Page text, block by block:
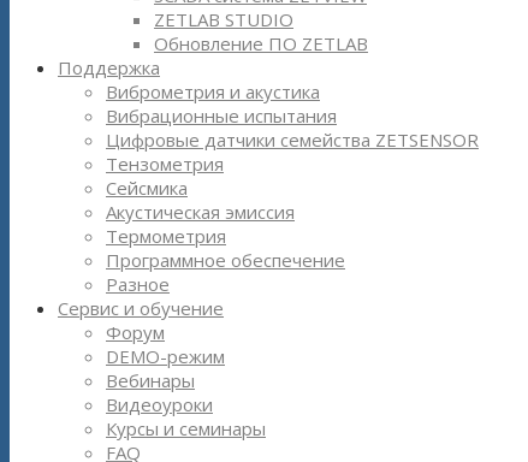
ZETLAB STUDIO
Обновление ПО ZETLAB
Поддержка
Виброметрия и акустика
Вибрационные испытания
Цифровые датчики семейства ZETSENSOR
Тензометрия
Сейсмика
Акустическая эмиссия
Термометрия
Программное обеспечение
Разное
Сервис и обучение
Форум
DEMO-режим
Вебинары
Видеоуроки
Курсы и семинары
FAQ